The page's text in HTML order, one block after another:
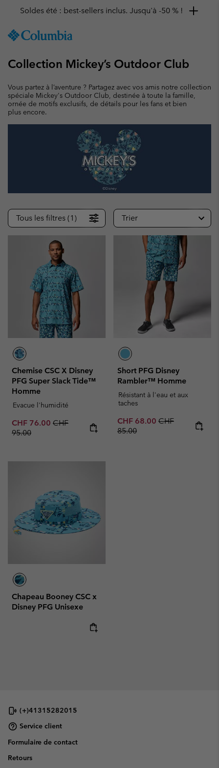
TO
SKIP
NAV
SKIP
Soldes été : best-sellers inclus. Jusqu'à -50 % !
Collection Mickey’s Outdoor Club
Vous partez à l’aventure ? Partagez avec vos amis notre collection
spéciale Mickey's Outdoor Club, destinée à toute la famille,
ornée de motifs exclusifs, de détails pour les fans et bien
plus encore.
Tous les filtres (1) Trier
Chemise CSC X Disney
PFG Super Slack Tide™
Homme
Evacue l'humidité
Sale price:
CHF 76.00 Regular price:
CHF
95.00
Short PFG Disney
Rambler™ Homme
Résistant à l'eau et aux
taches
Sale price:
CHF 68.00 Regular price:
CHF
85.00
Chapeau Booney CSC x
Disney PFG Unisexe
(+)41315282015
Service client
Formulaire de contact
Retours